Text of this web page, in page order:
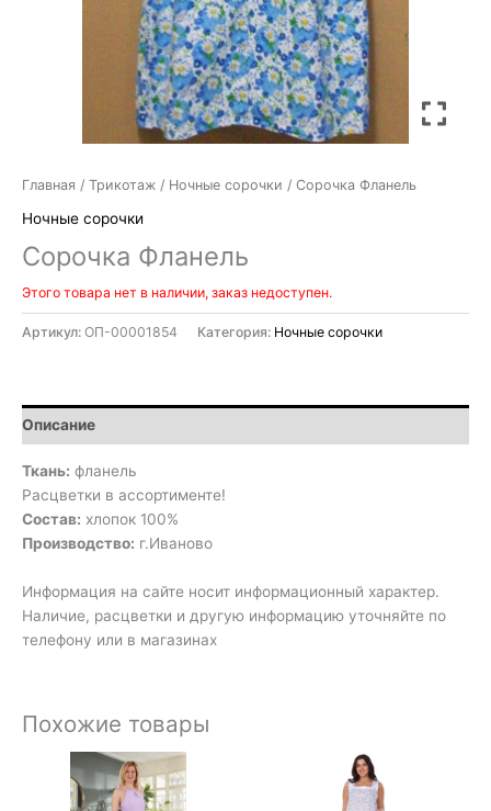
Главная / Трикотаж / Ночные сорочки / Сорочка Фланель
Ночные сорочки
Сорочка Фланель
Этого товара нет в наличии, заказ недоступен.
Артикул: ОП-00001854 Категория: Ночные сорочки
Описание
Ткань: фланель
Расцветки в ассортименте!
Состав: хлопок 100%
Производство: г.Иваново
Информация на сайте носит информационный характер.
Наличие, расцветки и другую информацию уточняйте по
телефону или в магазинах
Похожие товары